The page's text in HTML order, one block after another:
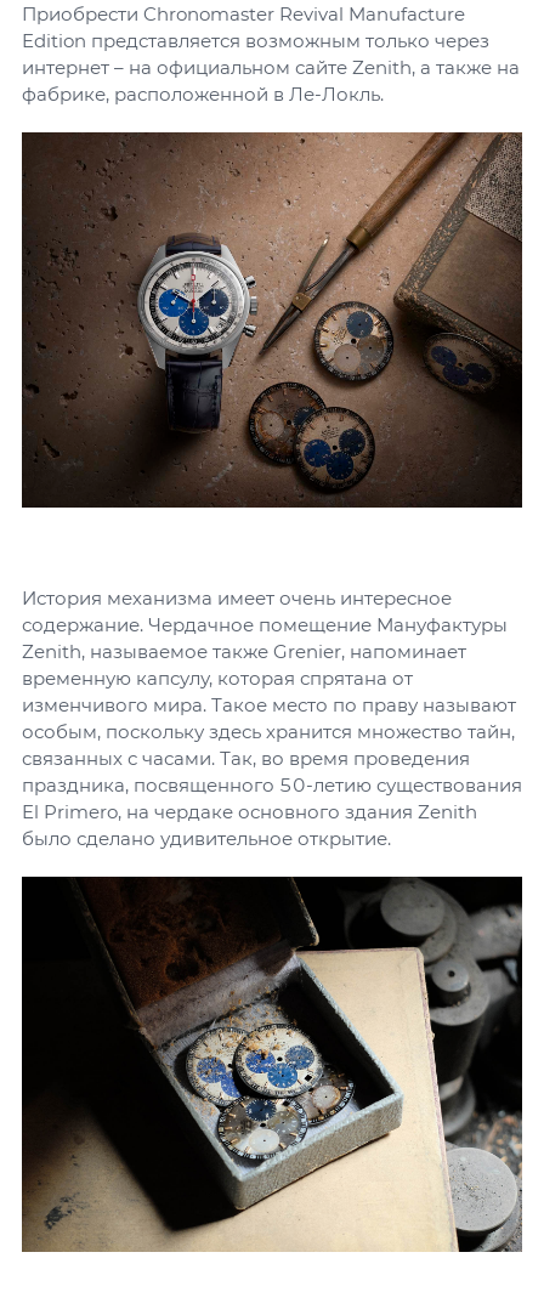
Приобрести Chronomaster Revival Manufacture
Edition представляется возможным только через
интернет – на официальном сайте Zenith, а также на
фабрике, расположенной в Ле-Локль.
История механизма имеет очень интересное
содержание. Чердачное помещение Мануфактуры
Zenith, называемое также Grenier, напоминает
временную капсулу, которая спрятана от
изменчивого мира. Такое место по праву называют
особым, поскольку здесь хранится множество тайн,
связанных с часами. Так, во время проведения
праздника, посвященного 50-летию существования
El Primero, на чердаке основного здания Zenith
было сделано удивительное открытие.